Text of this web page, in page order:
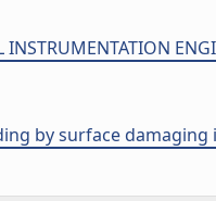
INSTRUMENTATION
by surface